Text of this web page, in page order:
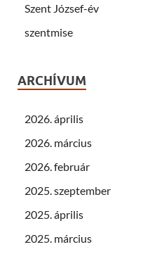
Szent József-év
szentmise
ARCHÍVUM
2026. április
2026. március
2026. február
2025. szeptember
2025. április
2025. március